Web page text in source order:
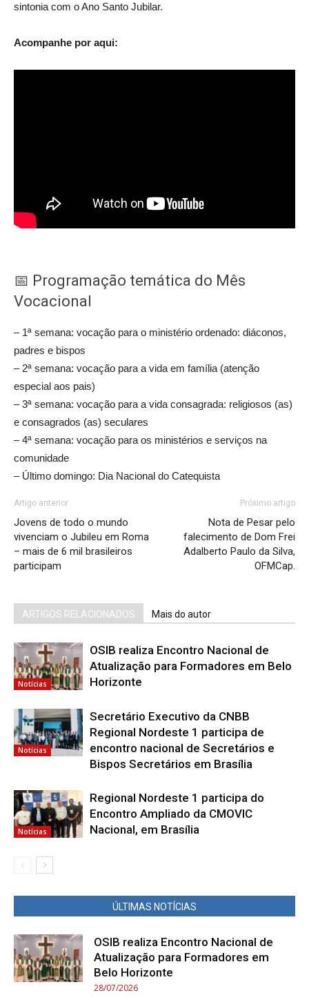
sintonia com o Ano Santo Jubilar.
Acompanhe por aqui:
📅 Programação temática do Mês
Vocacional
– 1ª semana: vocação para o ministério ordenado: diáconos,
padres e bispos
– 2ª semana: vocação para a vida em família (atenção
especial aos pais)
– 3ª semana: vocação para a vida consagrada: religiosos (as)
e consagrados (as) seculares
– 4ª semana: vocação para os ministérios e serviços na
comunidade
– Último domingo: Dia Nacional do Catequista
Artigo anterior
Jovens de todo o mundo
vivenciam o Jubileu em Roma
– mais de 6 mil brasileiros
participam
Próximo artigo
Nota de Pesar pelo
falecimento de Dom Frei
Adalberto Paulo da Silva,
OFMCap.
ARTIGOS RELACIONADOS Mais do autor
Notícias
OSIB realiza Encontro Nacional de
Atualização para Formadores em Belo
Horizonte
Notícias
Secretário Executivo da CNBB
Regional Nordeste 1 participa de
encontro nacional de Secretários e
Bispos Secretários em Brasília
Notícias
Regional Nordeste 1 participa do
Encontro Ampliado da CMOVIC
Nacional, em Brasília
ÚLTIMAS NOTÍCIAS
OSIB realiza Encontro Nacional de
Atualização para Formadores em
Belo Horizonte
28/07/2026